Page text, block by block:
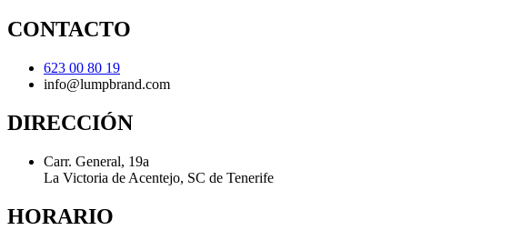
CONTACTO
623 00 80 19
info@lumpbrand.com
DIRECCIÓN
Carr. General, 19a
La Victoria de Acentejo, SC de Tenerife
HORARIO